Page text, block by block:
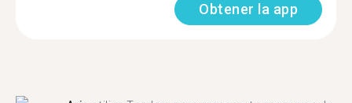
Obtener la app